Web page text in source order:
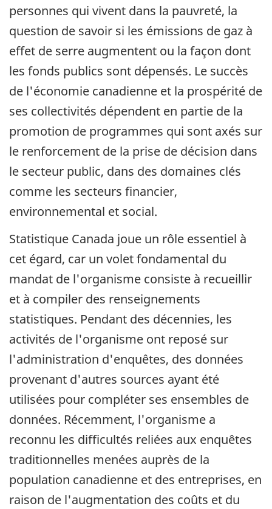
personnes qui vivent dans la pauvreté, la
question de savoir si les émissions de gaz à
effet de serre augmentent ou la façon dont
les fonds publics sont dépensés. Le succès
de l'économie canadienne et la prospérité de
ses collectivités dépendent en partie de la
promotion de programmes qui sont axés sur
le renforcement de la prise de décision dans
le secteur public, dans des domaines clés
comme les secteurs financier,
environnemental et social.
Statistique Canada joue un rôle essentiel à
cet égard, car un volet fondamental du
mandat de l'organisme consiste à recueillir
et à compiler des renseignements
statistiques. Pendant des décennies, les
activités de l'organisme ont reposé sur
l'administration d'enquêtes, des données
provenant d'autres sources ayant été
utilisées pour compléter ses ensembles de
données. Récemment, l'organisme a
reconnu les difficultés reliées aux enquêtes
traditionnelles menées auprès de la
population canadienne et des entreprises, en
raison de l'augmentation des coûts et du